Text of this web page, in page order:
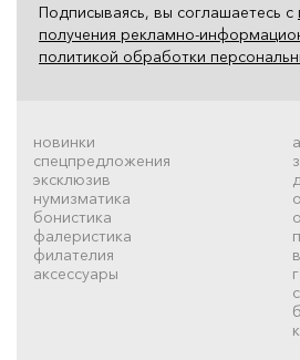
Подписываясь, вы соглашаетесь с
получения рекламно-
политикой обработки
новинки
спецпредложения
эксклюзив
нумизматика
бонистика
фалеристика
филателия
аксессуары